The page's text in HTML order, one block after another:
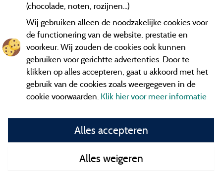
General terms of use
Contact gegevens
(chocolade, noten, rozijnen...)
Wij gebruiken alleen de noodzakelijke cookies voor
de functionering van de website, prestatie en
voorkeur. Wij zouden de cookies ook kunnen
gebruiken voor gerichtte advertenties. Door te
klikken op alles accepteren, gaat u akkoord met het
gebruik van de cookies zoals weergegeven in de
cookie voorwaarden. Klik hier voor meer informatie
Alles accepteren
Alles weigeren